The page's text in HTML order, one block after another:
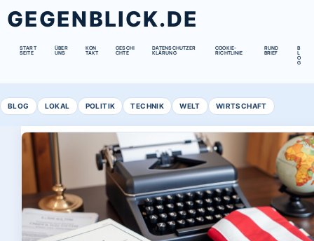
GEGENBLICK.DE
START
SEITE
ÜBER
UNS
KON
TAKT
GESCHI
CHTE
DATENSCHUTZER
KLÄRUNG
COOKIE-
RICHTLINIE
RUND
BRIEF
B
L
O
G
BLOG LOKAL POLITIK TECHNIK WELT WIRTSCHAFT